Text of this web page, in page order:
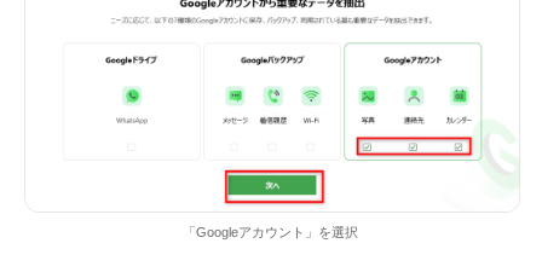
「Googleアカウント」を選択